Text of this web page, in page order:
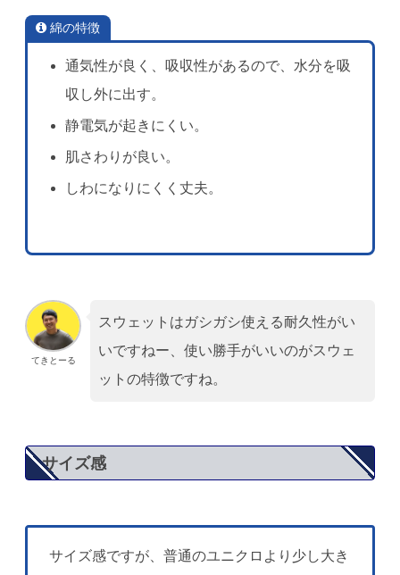
綿の特徴
通気性が良く、吸収性があるので、水分を吸
収し外に出す。
静電気が起きにくい。
肌さわりが良い。
しわになりにくく丈夫。
てきとーる
スウェットはガシガシ使える耐久性がい
いですねー、使い勝手がいいのがスウェ
ットの特徴ですね。
サイズ感
サイズ感ですが、普通のユニクロより少し大き